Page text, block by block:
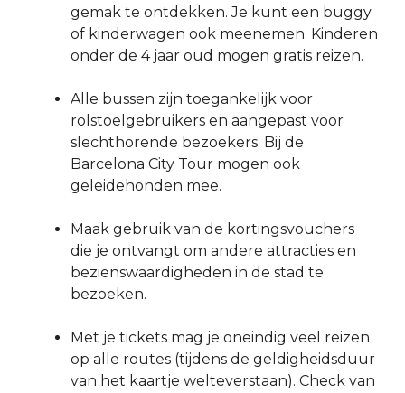
gemak te ontdekken. Je kunt een buggy
of kinderwagen ook meenemen. Kinderen
onder de 4 jaar oud mogen gratis reizen.
Alle bussen zijn toegankelijk voor
rolstoelgebruikers en aangepast voor
slechthorende bezoekers. Bij de
Barcelona City Tour mogen ook
geleidehonden mee.
Maak gebruik van de kortingsvouchers
die je ontvangt om andere attracties en
bezienswaardigheden in de stad te
bezoeken.
Met je tickets mag je oneindig veel reizen
op alle routes (tijdens de geldigheidsduur
van het kaartje welteverstaan). Check van